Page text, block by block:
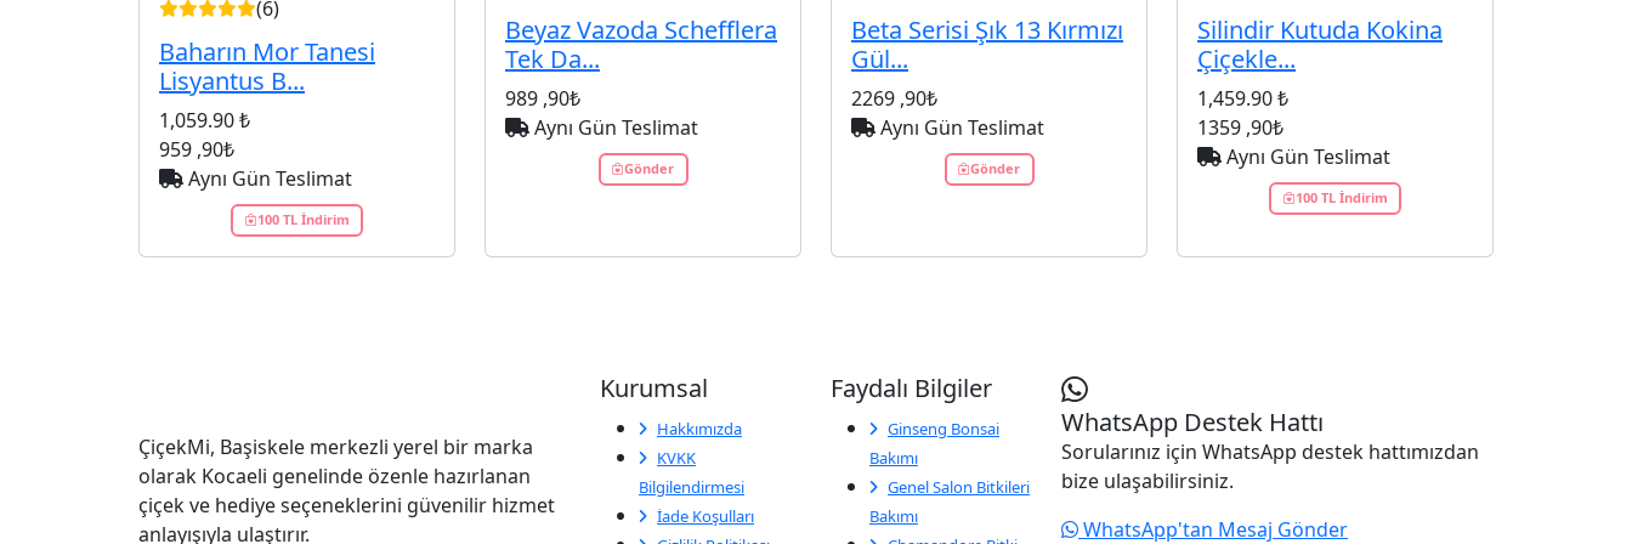
(6)
Baharın Mor Tanesi
Lisyantus B...
1,059.90 ₺
959 ,90₺
Aynı Gün Teslimat
100 TL İndirim
Beyaz Vazoda Schefflera
Tek Da...
989 ,90₺
Aynı Gün Teslimat
Gönder
Beta Serisi Şık 13 Kırmızı
Gül...
2269 ,90₺
Aynı Gün Teslimat
Gönder
Silindir Kutuda Kokina
Çiçekle...
1,459.90 ₺
1359 ,90₺
Aynı Gün Teslimat
100 TL İndirim
ÇiçekMi, Başiskele merkezli yerel bir marka
olarak Kocaeli genelinde özenle hazırlanan
çiçek ve hediye seçeneklerini güvenilir hizmet
anlayışıyla ulaştırır.
Kurumsal
Hakkımızda
KVKK
Bilgilendirmesi
İade Koşulları
Faydalı Bilgiler
Ginseng Bonsai
Bakımı
Genel Salon Bitkileri
Bakımı
WhatsApp Destek Hattı
Sorularınız için WhatsApp destek hattımızdan
bize ulaşabilirsiniz.
WhatsApp'tan Mesaj Gönder